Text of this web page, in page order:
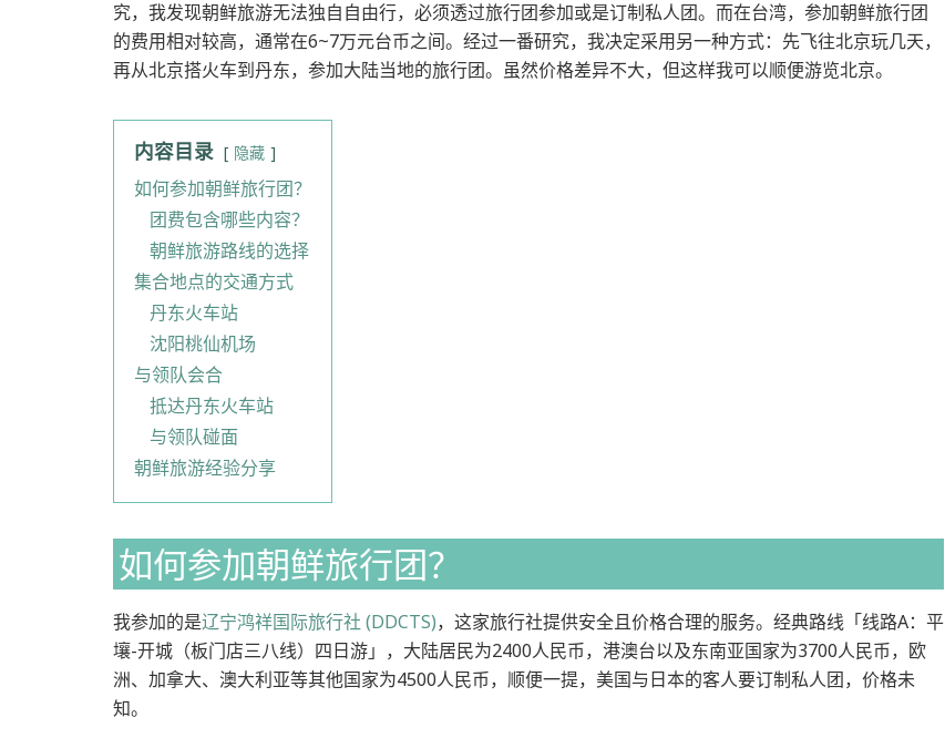
究，我发现朝鲜旅游无法独自自由行，必须透过旅行团参加或是订制私人团。而在台湾，参加朝鲜旅行团
的费用相对较高，通常在6~7万元台币之间。经过一番研究，我决定采用另一种方式：先飞往北京玩几天，
再从北京搭火车到丹东，参加大陆当地的旅行团。虽然价格差异不大，但这样我可以顺便游览北京。
内容目录 隐藏
如何参加朝鲜旅行团？
团费包含哪些内容？
朝鲜旅游路线的选择
集合地点的交通方式
丹东火车站
沈阳桃仙机场
与领队会合
抵达丹东火车站
与领队碰面
朝鲜旅游经验分享
如何参加朝鲜旅行团？
我参加的是辽宁鸿祥国际旅行社 (DDCTS)，这家旅行社提供安全且价格合理的服务。经典路线「线路A：平
壤-开城（板门店三八线）四日游」，大陆居民为2400人民币，港澳台以及东南亚国家为3700人民币，欧
洲、加拿大、澳大利亚等其他国家为4500人民币，顺便一提，美国与日本的客人要订制私人团，价格未
知。